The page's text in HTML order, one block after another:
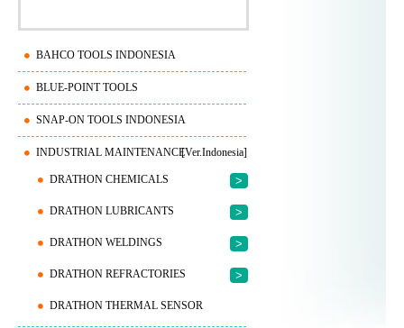
BAHCO TOOLS INDONESIA
BLUE-POINT TOOLS
SNAP-ON TOOLS INDONESIA
INDUSTRIAL MAINTENANCE[Ver.Indonesia]
DRATHON CHEMICALS >
DRATHON LUBRICANTS >
DRATHON WELDINGS >
DRATHON REFRACTORIES >
DRATHON THERMAL SENSOR